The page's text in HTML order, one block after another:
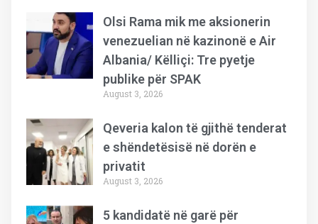
Olsi Rama mik me aksionerin
venezuelian në kazinonë e Air
Albania/ Këlliçi: Tre pyetje
publike për SPAK
August 3, 2026
Qeveria kalon të gjithë tenderat
e shëndetësisë në dorën e
privatit
August 3, 2026
5 kandidatë në garë për